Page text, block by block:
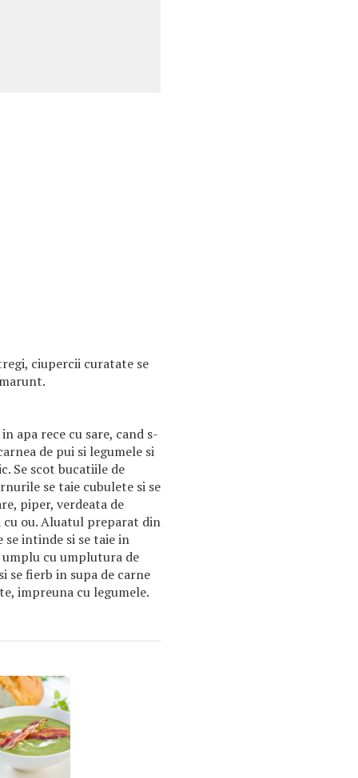
ciupercii curatate se
apa rece cu sare, cand s-
de pui si legumele si
Se scot bucatiile de
se taie cubulete si se
piper, verdeata de
ou. Aluatul preparat din
intinde si se taie in
cu umplutura de
se fierb in supa de carne
impreuna cu legumele.